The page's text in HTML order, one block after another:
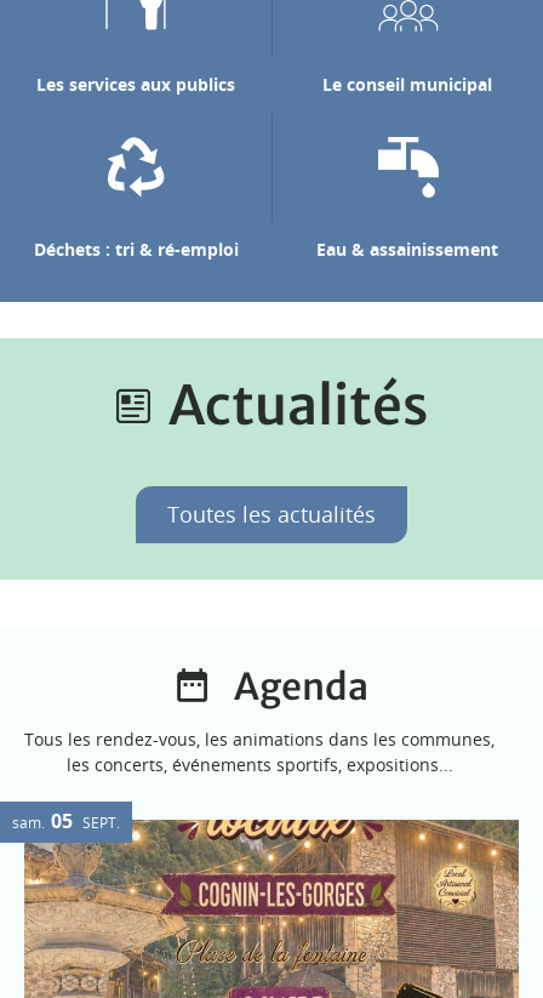
Les services aux publics Le conseil municipal
Déchets : tri & ré-emploi Eau & assainissement
Actualités
Toutes les actualités
Agenda
Tous les rendez-vous, les animations dans les communes,
les concerts, événements sportifs, expositions...
sam. 05 SEPT.